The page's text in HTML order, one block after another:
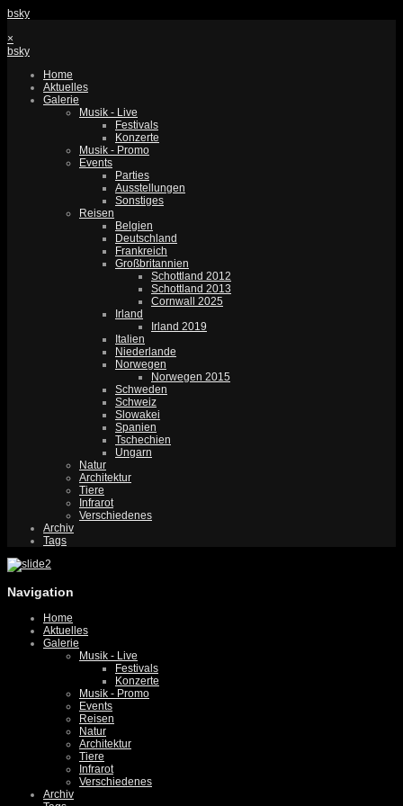
bsky
×
bsky
Home
Aktuelles
Galerie
Musik - Live
Festivals
Konzerte
Musik - Promo
Events
Parties
Ausstellungen
Sonstiges
Reisen
Belgien
Deutschland
Frankreich
Großbritannien
Schottland 2012
Schottland 2013
Cornwall 2025
Irland
Irland 2019
Italien
Niederlande
Norwegen
Norwegen 2015
Schweden
Schweiz
Slowakei
Spanien
Tschechien
Ungarn
Natur
Architektur
Tiere
Infrarot
Verschiedenes
Archiv
Tags
Navigation
Home
Aktuelles
Galerie
Musik - Live
Festivals
Konzerte
Musik - Promo
Events
Reisen
Natur
Architektur
Tiere
Infrarot
Verschiedenes
Archiv